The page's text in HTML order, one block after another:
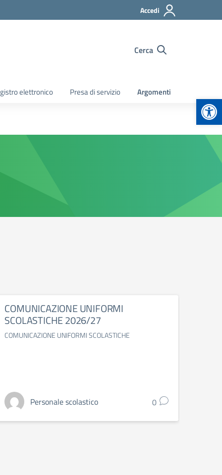
Accedi
Cerca
elettronico Presa di servizio Argomenti
COMUNICAZIONE UNIFORMI
SCOLASTICHE 2026/27
COMUNICAZIONE UNIFORMI SCOLASTICHE
Personale scolastico 0